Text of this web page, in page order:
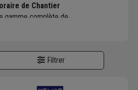
de Chantier
gamme complète de
pour
c'est opter pour des
le
strict respect
(IISR). Sur
Filtrer